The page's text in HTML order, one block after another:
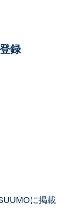
録
に掲載